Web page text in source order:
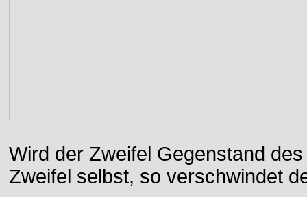
Wird der Zweifel Gegenstand
Zweifel selbst, so verschwindet